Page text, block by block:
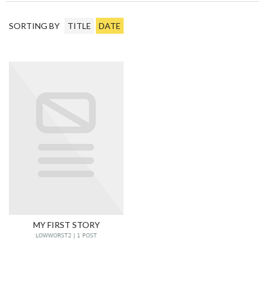
SORTING BY TITLE DATE
MY FIRST STORY
LOWWORST2 | 1 POST